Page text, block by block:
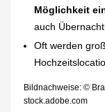
Möglichkeit
auch
Oft werden
Bildnachweise: ©
stock.adobe.com